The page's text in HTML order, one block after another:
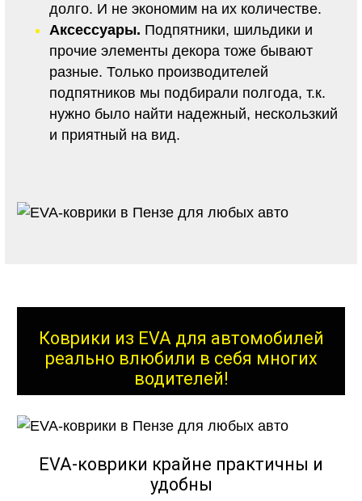
долго. И не экономим на их количестве.
Аксессуары. Подпятники, шильдики и
прочие элементы декора тоже бывают
разные. Только производителей
подпятников мы подбирали полгода, т.к.
нужно было найти надежный, нескользкий
и приятный на вид.
Коврики из EVA для автомобилей
реально влюбили в себя многих
водителей!
EVA-коврики крайне практичны и
удобны